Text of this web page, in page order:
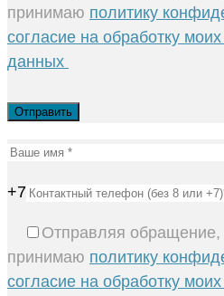
принимаю политику
согласие на обработку
данных
+7
Отправляя обращение,
принимаю политику
согласие на обработку